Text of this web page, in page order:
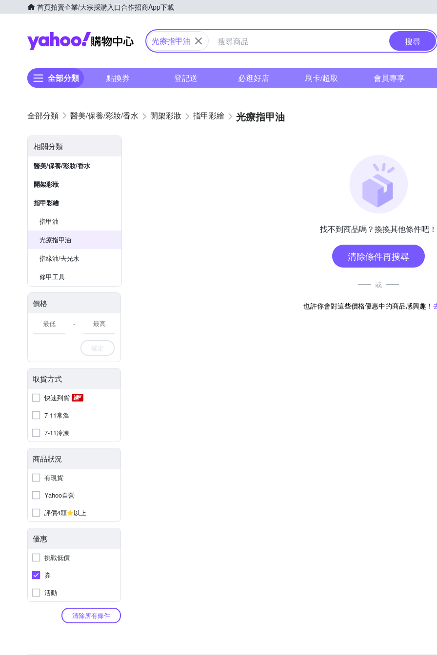
首頁拍賣企業/大宗採購入口合作招商App下載
Yahoo購物中心
光療指甲油 搜尋
全部分類 點換券 登記送 必逛好店 刷卡/超取 會員專享
醫美/保養/彩妝/香水 開架彩妝 指甲彩繪 光療指甲油
相關分類
醫美/保養/彩妝/香水
開架彩妝
指甲彩繪
指甲油
光療指甲油
指緣油/去光水
修甲工具
價格
-
確定
取貨方式
快速到貨
7-11常溫
7-11冷凍
商品狀況
有現貨
Yahoo自營
評價4顆
以上
優惠
挑戰低價
券
活動
清除所有條件
找不到商品嗎？換換其他條件吧！
清除條件再搜尋
或
也許你會對這些價格優惠中的商品感興趣！